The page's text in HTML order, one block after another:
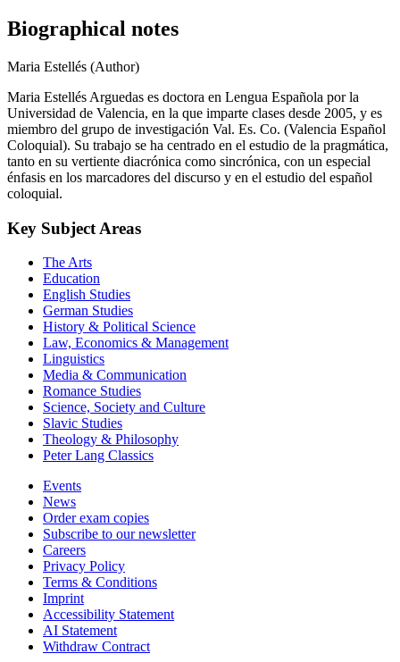
Biographical notes
Maria Estellés (Author)
Maria Estellés Arguedas es doctora en Lengua Española por la
Universidad de Valencia, en la que imparte clases desde 2005, y es
miembro del grupo de investigación Val. Es. Co. (Valencia Español
Coloquial). Su trabajo se ha centrado en el estudio de la pragmática,
tanto en su vertiente diacrónica como sincrónica, con un especial
énfasis en los marcadores del discurso y en el estudio del español
coloquial.
Key Subject Areas
The Arts
Education
English Studies
German Studies
History & Political Science
Law, Economics & Management
Linguistics
Media & Communication
Romance Studies
Science, Society and Culture
Slavic Studies
Theology & Philosophy
Peter Lang Classics
Events
News
Order exam copies
Subscribe to our newsletter
Careers
Privacy Policy
Terms & Conditions
Imprint
Accessibility Statement
AI Statement
Withdraw Contract